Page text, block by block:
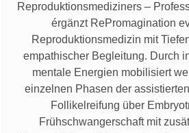
Reproduktionsmediziners –
érgänzt RePromagination
Reproduktionsmedizin mit
empathischer Begleitung. Durch
mentale Energien mobilisiert
einzelnen Phasen der
Follikelreifung über
Frühschwangerschaft mit